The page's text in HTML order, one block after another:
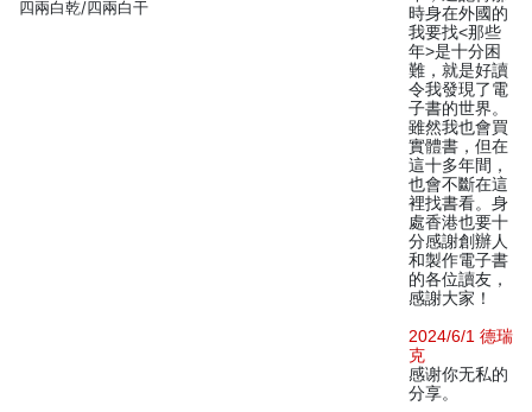
四兩白乾/四兩白干
時身在外國的
我要找<那些
年>是十分困
難，就是好讀
令我發現了電
子書的世界。
雖然我也會買
實體書，但在
這十多年間，
也會不斷在這
裡找書看。身
處香港也要十
分感謝創辦人
和製作電子書
的各位讀友，
感謝大家！
2024/6/1 德瑞
克
感谢你无私的
分享。